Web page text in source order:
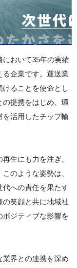
において35年の実績
る企業です。運送業
ることを使命とし
の提携をはじめ、環
を活用したチップ輸
生にも力を注ぎ、
のような姿勢は、
への責任を果たす
の笑顔と共に地域社
ジティブな影響を
界との連携を深め